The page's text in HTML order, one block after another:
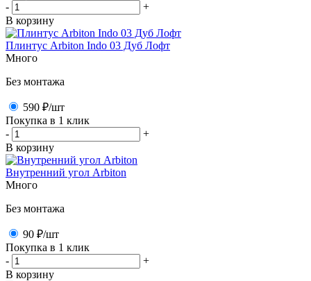
-
+
В корзину
Плинтус Arbiton Indo 03 Дуб Лофт
Много
Без монтажа
590 ₽/шт
Покупка в 1 клик
-
+
В корзину
Внутренний угол Arbiton
Много
Без монтажа
90 ₽/шт
Покупка в 1 клик
-
+
В корзину